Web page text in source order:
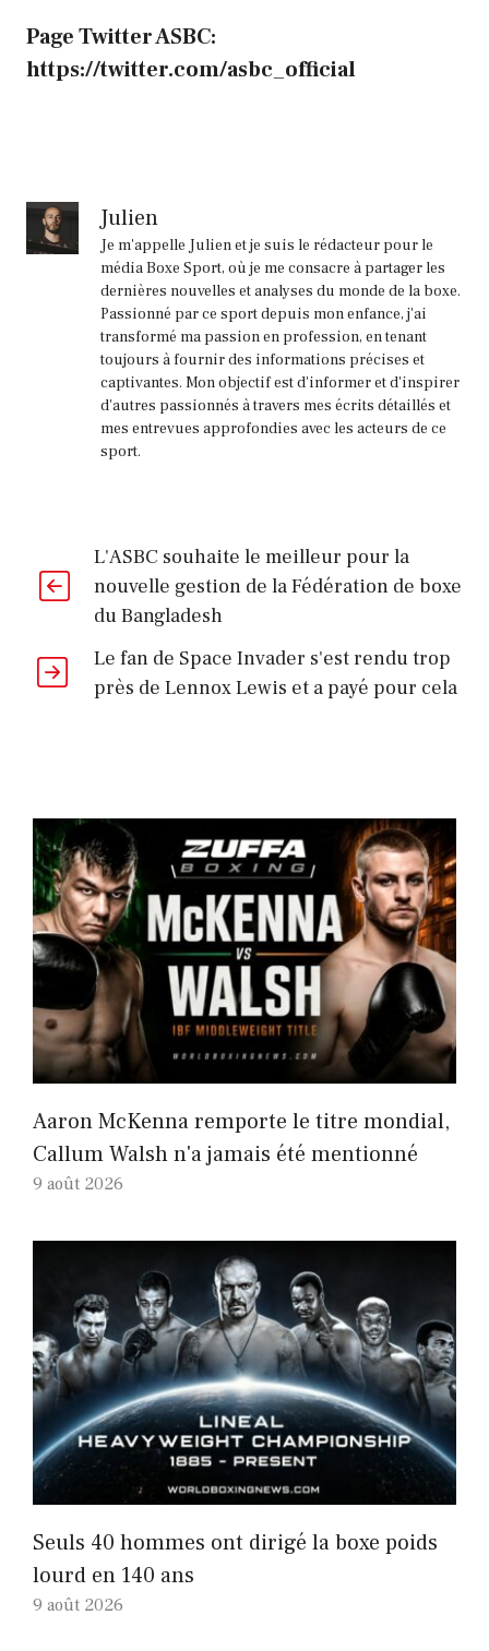
Page Twitter ASBC:
https://twitter.com/asbc_official
Julien
Je m'appelle Julien et je suis le rédacteur pour le
média Boxe Sport, où je me consacre à partager les
dernières nouvelles et analyses du monde de la boxe.
Passionné par ce sport depuis mon enfance, j'ai
transformé ma passion en profession, en tenant
toujours à fournir des informations précises et
captivantes. Mon objectif est d'informer et d'inspirer
d'autres passionnés à travers mes écrits détaillés et
mes entrevues approfondies avec les acteurs de ce
sport.
L'ASBC souhaite le meilleur pour la
nouvelle gestion de la Fédération de boxe
du Bangladesh
Le fan de Space Invader s'est rendu trop
près de Lennox Lewis et a payé pour cela
Aaron McKenna remporte le titre mondial,
Callum Walsh n'a jamais été mentionné
9 août 2026
Seuls 40 hommes ont dirigé la boxe poids
lourd en 140 ans
9 août 2026